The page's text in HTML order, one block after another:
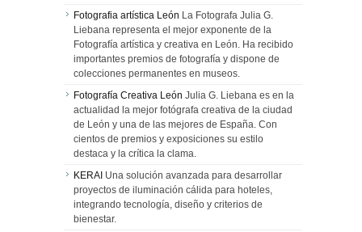
Fotografia artística León La Fotografa Julia G.
Liebana representa el mejor exponente de la
Fotografía artística y creativa en León. Ha recibido
importantes premios de fotografía y dispone de
colecciones permanentes en museos.
Fotografía Creativa León Julia G. Liebana es en la
actualidad la mejor fotógrafa creativa de la ciudad
de León y una de las mejores de España. Con
cientos de premios y exposiciones su estilo
destaca y la crítica la clama.
KERAI Una solución avanzada para desarrollar
proyectos de iluminación cálida para hoteles,
integrando tecnología, diseño y criterios de
bienestar.